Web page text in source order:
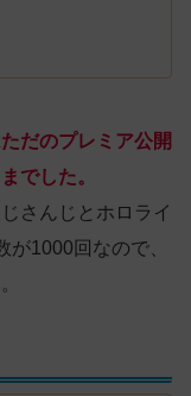
だのプレミア公開
でした。
さんじとホロライ
1000回なので、